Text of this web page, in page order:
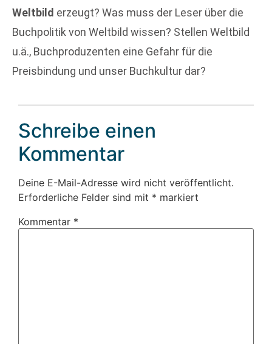
Weltbild erzeugt? Was muss der Leser über die
Buchpolitik von Weltbild wissen? Stellen Weltbild
u.ä., Buchproduzenten eine Gefahr für die
Preisbindung und unser Buchkultur dar?
Schreibe einen
Kommentar
Deine E-Mail-Adresse wird nicht veröffentlicht.
Erforderliche Felder sind mit * markiert
Kommentar *